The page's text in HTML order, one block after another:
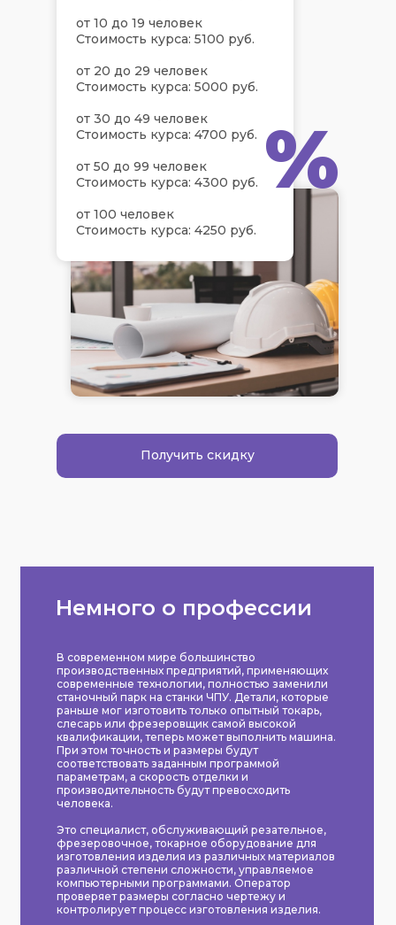
от 10 до 19 человек
Стоимость курса: 5100 руб.
от 20 до 29 человек
Стоимость курса: 5000 руб.
от 30 до 49 человек
Стоимость курса: 4700 руб.
от 50 до 99 человек
Стоимость курса: 4300 руб.
от 100 человек
Стоимость курса: 4250 руб.
Получить скидку
%
Немного о профессии
В современном мире большинство
производственных предприятий, применяющих
современные технологии, полностью заменили
станочный парк на станки ЧПУ. Детали, которые
раньше мог изготовить только опытный токарь,
слесарь или фрезеровщик самой высокой
квалификации, теперь может выполнить машина.
При этом точность и размеры будут
соответствовать заданным программой
параметрам, а скорость отделки и
производительность будут превосходить
человека.
Это специалист, обслуживающий резательное,
фрезеровочное, токарное оборудование для
изготовления изделия из различных материалов
различной степени сложности, управляемое
компьютерными программами. Оператор
проверяет размеры согласно чертежу и
контролирует процесс изготовления изделия.